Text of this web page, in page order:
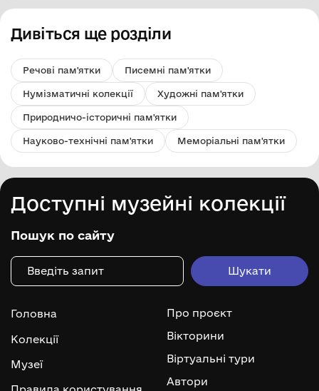
Дивіться ще розділи
Речові пам'ятки Писемні пам'ятки
Нумізматичні колекції Художні пам'ятки
Природничо-історичні пам'ятки
Науково-технічні пам'ятки Меморіальні пам'ятки
Доступні музейні колекції
Пошук по сайту
Головна
Колекції
Музеї
Про проєкт
Вікторини
Віртуальні тури
Автори